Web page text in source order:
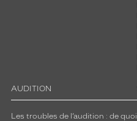
AUDITION
Les troubles de l’audition : de quoi